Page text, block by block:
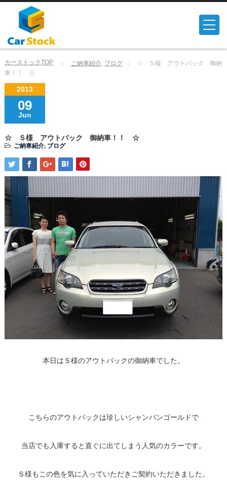
カーストックTOP ご納車紹介 ブログ
☆ Ｓ様 アウトバック 御納
車！！ ☆
2013
09
Jun
☆ Ｓ様 アウトバック 御納車！！ ☆
ご納車紹介, ブログ
本日はＳ様のアウトバックの御納車でした。
こちらのアウトバックは珍しいシャンパンゴールドで
当店でも入庫すると直ぐに出てしまう人気のカラーです。
Ｓ様もこの色を気に入っていただきご契約いただきました。